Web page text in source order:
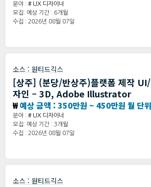
분야 : # UX 디자이너
모집: 예상 기간 : 6개월
수집 : 2026년 08월 07일
소스 : 원티드긱스
[상주] (분당/반상주)플랫폼 제작
자인 – 3D, Adobe Illustrator
₩예상 금액 : 350만원 ~ 450만원 월 단위
분야 : # UX 디자이너
모집: 예상 기간 : 3개월
수집 : 2026년 08월 07일
소스 : 원티드긱스